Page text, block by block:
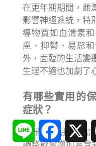
在更年期期間，雌
影響神經系統，特
導物質如血清素
慮、抑鬱、易怒
外，面臨的生活變
生理不適也加劇了
有哪些實用的
症狀？
管理更年期症狀需
Line FacebookX